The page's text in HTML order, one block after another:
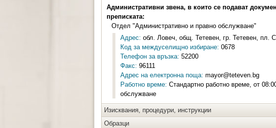
Административни звена, в които се подават
преписката:
Отдел "Административно и правно обслужване"
Адрес: обл. Ловеч, общ. Тетевен, гр. Тетевен,
Код за междуселищно избиране: 0678
Телефон за връзка: 52200
Факс: 96111
Адрес на електронна поща: mayor@teteven.bg
Работно време: Стандартно работно време, от
обслужване
Изисквания, процедури, инструкции
Образци